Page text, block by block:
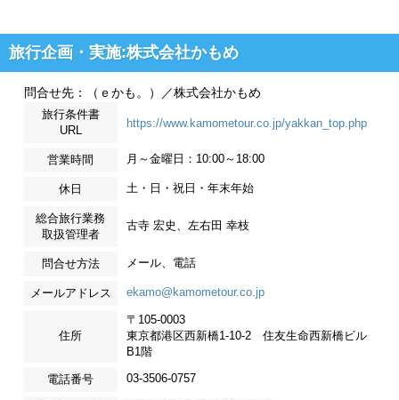
旅行企画・実施:株式会社かもめ
問合せ先：（ｅかも。）／株式会社かもめ
旅行条件書
URL
https://www.kamometour.co.jp/yakkan_top.php
営業時間 月～金曜日：10:00～18:00
休日 土・日・祝日・年末年始
総合旅行業務
取扱管理者
古寺 宏史、左右田 幸枝
問合せ方法 メール、電話
メールアドレス ekamo@kamometour.co.jp
住所
〒105-0003
東京都港区西新橋1-10-2 住友生命西新橋ビル
B1階
電話番号 03-3506-0757